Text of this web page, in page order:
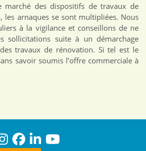
marché des dispositifs de travaux de
les arnaques se sont multipliées. Nous
à la vigilance et conseillons de ne
sollicitations suite à un démarchage
travaux de rénovation. Si tel est le
savoir soumis l’offre commerciale à